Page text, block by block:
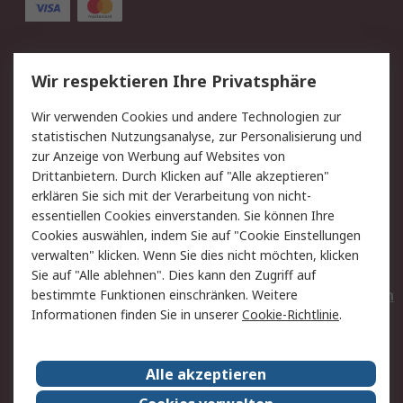
Service
Value Added Services
Lieferlösungen
Rücksendungen
Kontakt
Hilfe
Privatkunden
Rechtliches
AGB
Datenschutz
Cookie-Richtlinie
Zahlungsbedingungen
Copyright/Impressum
Entsorgung
Elektrogeräte/Batterien
RS weltweit
Wir respektieren Ihre Privatsphäre
Wir verwenden Cookies und andere Technologien zur
statistischen Nutzungsanalyse, zur Personalisierung und
zur Anzeige von Werbung auf Websites von
Drittanbietern. Durch Klicken auf "Alle akzeptieren"
erklären Sie sich mit der Verarbeitung von nicht-
essentiellen Cookies einverstanden. Sie können Ihre
Cookies auswählen, indem Sie auf "Cookie Einstellungen
verwalten" klicken. Wenn Sie dies nicht möchten, klicken
Sie auf "Alle ablehnen". Dies kann den Zugriff auf
bestimmte Funktionen einschränken. Weitere
Informationen finden Sie in unsererCookie-Richtlinie.
Alle akzeptieren